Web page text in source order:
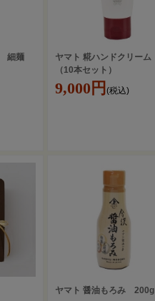
細麺
ヤマト 糀ハンドクリーム
（10本セット）
9,000円 (税込)
ヤマト 醤油もろみ 200g